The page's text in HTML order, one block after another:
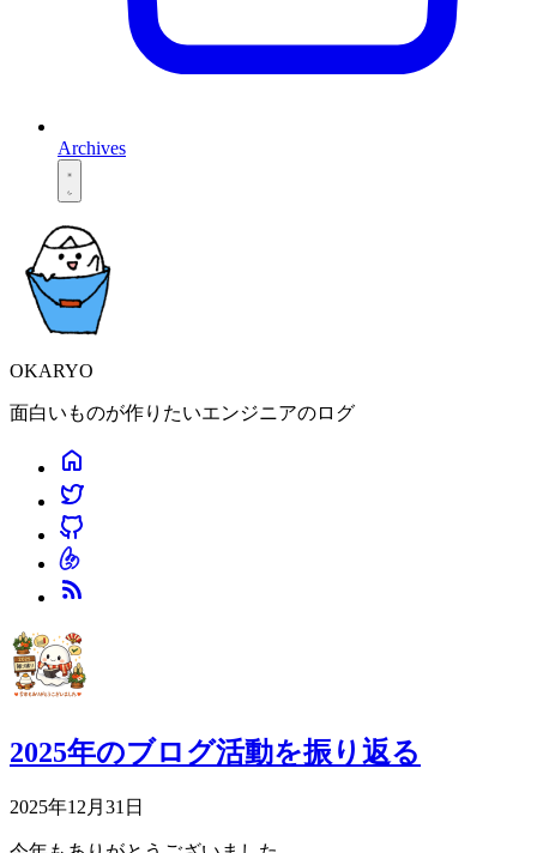
Archives
OKARYO
面白いものが作りたいエンジニアのログ
2025年のブログ活動を振り返る
2025年12月31日